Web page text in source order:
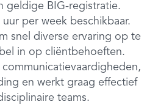
geldige BIG-registratie.
per week beschikbaar.
snel diverse ervaring op te
in op cliëntbehoeften.
en werkt graag effectief
teams.